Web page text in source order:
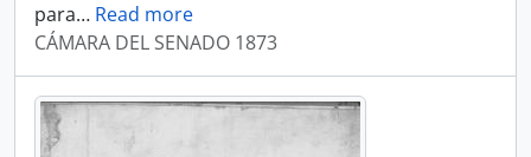
para… Read more
CÁMARA DEL SENADO 1873